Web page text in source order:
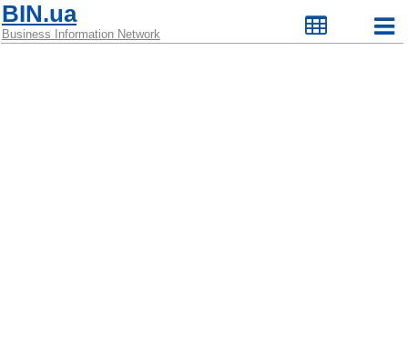
BIN.ua
Business Information Network